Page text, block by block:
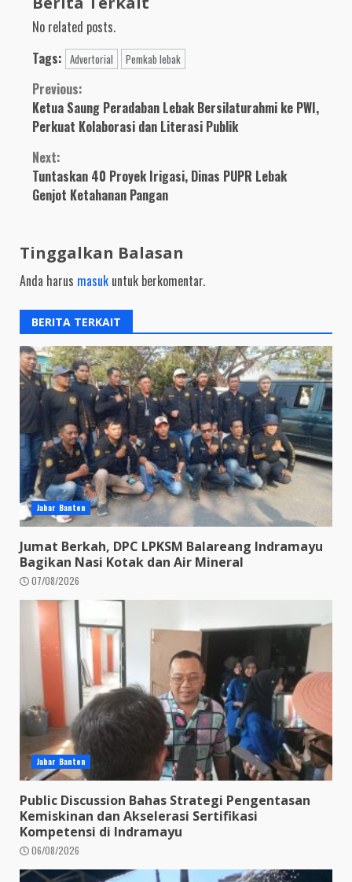
No related posts.
Tags: Advertorial Pemkab lebak
Continue
Reading
Previous:
Ketua Saung Peradaban Lebak Bersilaturahmi ke PWI,
Perkuat Kolaborasi dan Literasi Publik
Next:
Tuntaskan 40 Proyek Irigasi, Dinas PUPR Lebak
Genjot Ketahanan Pangan
Tinggalkan Balasan
Anda harus masuk untuk berkomentar.
BERITA TERKAIT
Jabar Banten
Jumat Berkah, DPC LPKSM Balareang Indramayu
Bagikan Nasi Kotak dan Air Mineral
07/08/2026
Jabar Banten
Public Discussion Bahas Strategi Pengentasan
Kemiskinan dan Akselerasi Sertifikasi
Kompetensi di Indramayu
06/08/2026